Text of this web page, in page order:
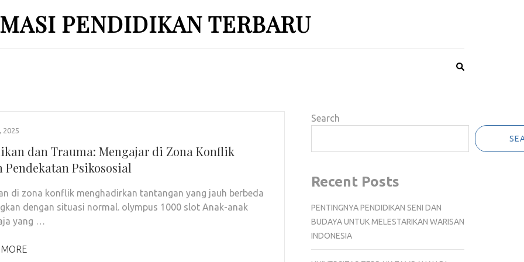
PENDIDIKAN TERBARU
2025
dan Trauma: Mengajar di Zona Konflik
Pendekatan Psikososial
di zona konflik menghadirkan tantangan yang jauh berbeda
dengan situasi normal. olympus 1000 slot Anak-anak
yang …
Search
Recent Posts
PENTINGNYA PENDIDIKAN SENI DAN
BUDAYA UNTUK MELESTARIKAN WARISAN
INDONESIA